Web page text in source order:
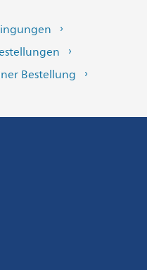
Bestellung